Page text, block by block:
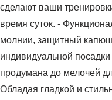
сделают ваши
время суток. -
молнии, защитный
индивидуальной
продумана до мелочей
Обладая гладкой и